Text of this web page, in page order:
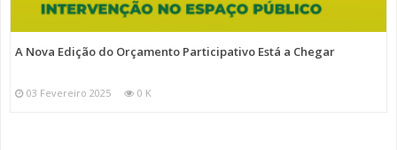
A Nova Edição do Orçamento Participativo Está a Chegar
03 Fevereiro 2025 0 K